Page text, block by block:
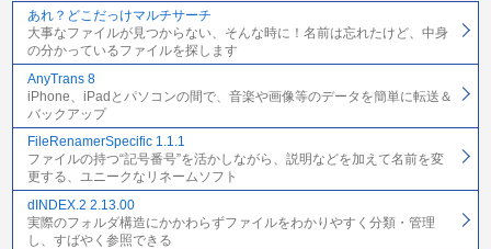
あれ？どこだっけマルチサーチ
大事なファイルが見つからない、そんな時に！名前は忘れたけど、中身
の分かっているファイルを探します
AnyTrans 8
iPhone、iPadとパソコンの間で、音楽や画像等のデータを簡単に転送＆
バックアップ
FileRenamerSpecific 1.1.1
ファイルの持つ“記号番号”を活かしながら、説明などを加えて名前を変
更する、ユニークなリネームソフト
dINDEX.2 2.13.00
実際のフォルダ構造にかかわらずファイルをわかりやすく分類・管理
し、すばやく参照できる